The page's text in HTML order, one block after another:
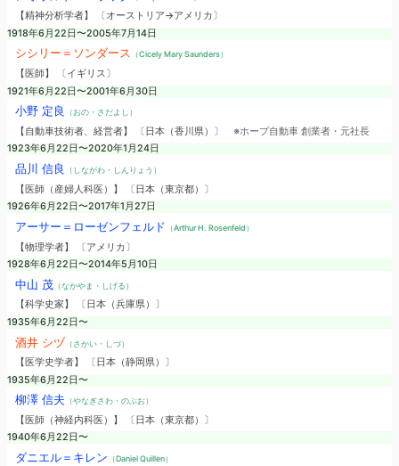
【精神分析学者】 〔オーストリア→アメリカ〕
1918年6月22日〜2005年7月14日
シシリー＝ソンダース （Cicely Mary Saunders）
【医師】 〔イギリス〕
1921年6月22日〜2001年6月30日
小野 定良 （おの・さだよし）
【自動車技術者、経営者】 〔日本（香川県）〕 ※ホープ自動車 創業者・元社長
1923年6月22日〜2020年1月24日
品川 信良 （しながわ・しんりょう）
【医師（産婦人科医）】 〔日本（東京都）〕
1926年6月22日〜2017年1月27日
アーサー＝ローゼンフェルド （Arthur H. Rosenfeld）
【物理学者】 〔アメリカ〕
1928年6月22日〜2014年5月10日
中山 茂（なかやま・しげる）
【科学史家】 〔日本（兵庫県）〕
1935年6月22日〜
酒井 シヅ （さかい・しづ）
【医学史学者】 〔日本（静岡県）〕
1935年6月22日〜
柳澤 信夫 （やなぎさわ・のぶお）
【医師（神経内科医）】 〔日本（東京都）〕
1940年6月22日〜
ダニエル＝キレン （Daniel Quillen）